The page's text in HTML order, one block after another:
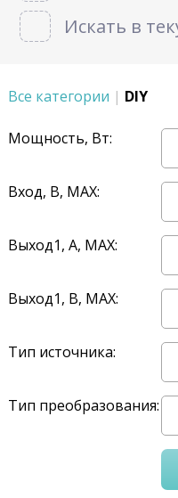
Искать в
Все категории | DIY
Мощность, Вт:
Вход, В, MAX:
Выход1, A, MAX:
Выход1, В, MAX:
Тип источника:
Тип преобразования: